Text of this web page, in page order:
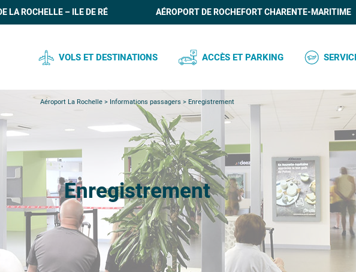
LA ROCHELLE – ILE DE RÉ AÉROPORT DE ROCHEFORT CHARENTE-MARITIME
VOLS ET DESTINATIONS
HORAIRES DES VOLS EN TEMPS RÉEL
COMPAGNIES AÉRIENNES
VOLS CHARTERS / VOLS AVEC
SÉJOUR
ACCÈS ET PARKING
PLAN DE L’AÉROPORT
PARKING
TRANSPORTS EN COMMUN
TAXIS ET VTC
LOCATIONS DE VOITURES
VÉLOS ET VOITURES EN LIBRE-
SERVICE
DÉTAXE
WIFI
BOÎTE
Aéroport La Rochelle> Informations passagers> Enregistrement
Enregistrement